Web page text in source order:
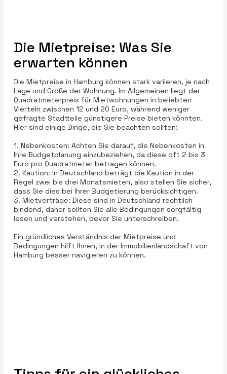
Die Mietpreise: Was Sie
erwarten können
Die Mietpreise in Hamburg können stark variieren, je nach
Lage und Größe der Wohnung. Im Allgemeinen liegt der
Quadratmeterpreis für Mietwohnungen in beliebten
Vierteln zwischen 12 und 20 Euro, während weniger
gefragte Stadtteile günstigere Preise bieten könnten.
Hier sind einige Dinge, die Sie beachten sollten:
1. Nebenkosten: Achten Sie darauf, die Nebenkosten in
Ihre Budgetplanung einzubeziehen, da diese oft 2 bis 3
Euro pro Quadratmeter betragen können.
2. Kaution: In Deutschland beträgt die Kaution in der
Regel zwei bis drei Monatsmieten, also stellen Sie sicher,
dass Sie dies bei Ihrer Budgetierung berücksichtigen.
3. Mietverträge: Diese sind in Deutschland rechtlich
bindend, daher sollten Sie alle Bedingungen sorgfältig
lesen und verstehen, bevor Sie unterschreiben.
Ein gründliches Verständnis der Mietpreise und
Bedingungen hilft Ihnen, in der Immobilienlandschaft von
Hamburg besser navigieren zu können.